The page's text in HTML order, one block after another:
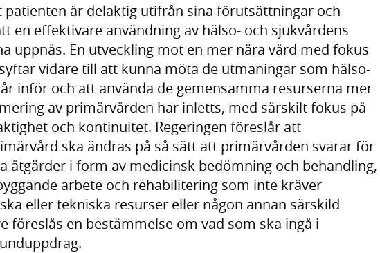
patienten är delaktig utifrån sina förutsättningar och
en effektivare användning av hälso- och sjukvårdens
uppnås. En utveckling mot en mer nära vård med fokus
vidare till att kunna möta de utmaningar som hälso-
inför och att använda de gemensamma resurserna mer
av primärvården har inletts, med särskilt fokus på
och kontinuitet. Regeringen föreslår att
ska ändras på så sätt att primärvården svarar för
åtgärder i form av medicinsk bedömning och behandling,
arbete och rehabilitering som inte kräver
eller tekniska resurser eller någon annan särskild
föreslås en bestämmelse om vad som ska ingå i